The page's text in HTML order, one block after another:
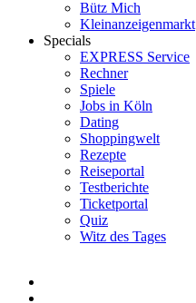
Bütz Mich
Kleinanzeigenmarkt
Specials
EXPRESS Service
Rechner
Spiele
Jobs in Köln
Dating
Shoppingwelt
Rezepte
Reiseportal
Testberichte
Ticketportal
Quiz
Witz des Tages